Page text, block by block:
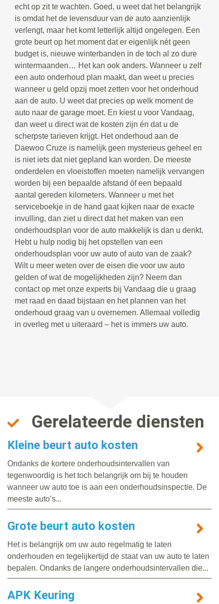
echt op zit te wachten. Goed, u weet dat het belangrijk
is omdat het de levensduur van de auto aanzienlijk
verlengt, maar het komt letterlijk altijd ongelegen. Een
grote beurt op het moment dat er eigenlijk nét geen
budget is, nieuwe winterbanden in de toch al zo dure
wintermaanden… Het kan ook anders. Wanneer u zelf
een auto onderhoud plan maakt, dan weet u precies
wanneer u geld opzij moet zetten voor het onderhoud
aan de auto. U weet dat precies op welk moment de
auto naar de garage moet. En kiest u voor Vandaag,
dan weet u direct wat de kosten zijn én dat u de
scherpste tarieven krijgt. Het onderhoud aan de
Daewoo Cruze is namelijk geen mysterieus geheel en
is niet iets dat niet gepland kan worden. De meeste
onderdelen en vloeistoffen moeten namelijk vervangen
worden bij een bepaalde afstand óf een bepaald
aantal gereden kilometers. Wanneer u met het
serviceboekje in de hand gaat kijken naar de exacte
invulling, dan ziet u direct dat het maken van een
onderhoudsplan voor de auto makkelijk is dan u denkt.
Hebt u hulp nodig bij het opstellen van een
onderhoudsplan voor uw auto of auto van de zaak?
Wilt u meer weten over de eisen die voor uw auto
gelden of wat de mogelijkheden zijn? Neem dan
contact op met onze experts bij Vandaag die u graag
met raad en daad bijstaan en het plannen van het
onderhoud graag van u overnemen. Allemaal volledig
in overleg met u uiteraard – het is immers uw auto.
Gerelateerde diensten
Kleine beurt auto kosten
Ondanks de kortere onderhoudsintervallen van
tegenwoordig is het toch belangrijk om bij te houden
wanneer uw auto toe is aan een onderhoudsinspectie. De
meeste auto’s...
Grote beurt auto kosten
Het is belangrijk om uw auto regelmatig te laten
onderhouden en tegelijkertijd de staat van uw auto te laten
bepalen. Ondanks de langere onderhoudsintervallen die...
APK Keuring